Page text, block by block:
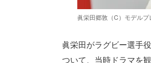
眞栄田郷敦（C）モデルプ
眞栄田がラグビー選手
ついて、当時ドラマを